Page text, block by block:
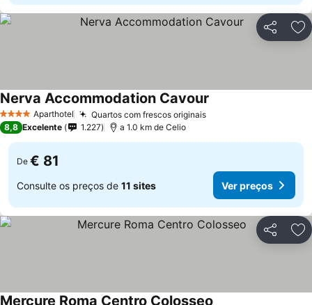
Partilhar
4 EstrelasAparthotel Quartos com frescos originais
Nerva Accommodation Cavour
8,8 Excelente 1.227 a 1.0 km de Celio
De € 81
Consulte os preços de 11 sites Ver preços
Partilhar
Mercure Roma Centro Colosseo